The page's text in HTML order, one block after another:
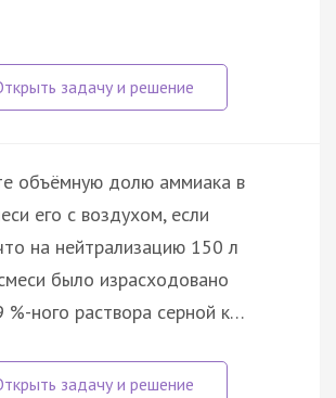
объёмную долю аммиака в
его с воздухом, если
на нейтрализацию 150 л
было израсходовано
%-ного раствора серной к…